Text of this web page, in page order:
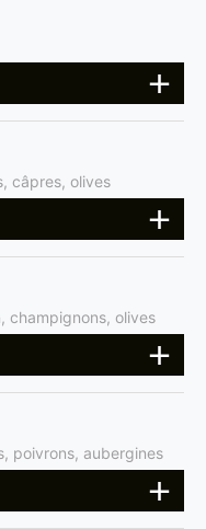
câpres, olives
champignons, olives
poivrons, aubergines